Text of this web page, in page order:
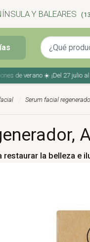
Y BALEARES
de verano ☀️ ¡Del 27 julio al 9
Serum facial
restaurar la belleza e